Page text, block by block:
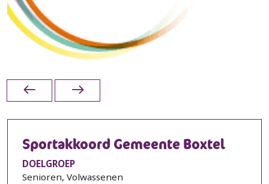
Sportakkoord Gemeente Boxtel
DOELGROEP
Senioren, Volwassenen